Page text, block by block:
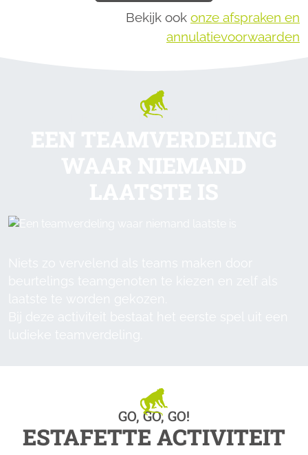
Bekijk ook onze afspraken en
annulatievoorwaarden
HET MAG PLEZANT ZIJN
GO, GO, GO!
ESTAFETTE ACTIVITEIT